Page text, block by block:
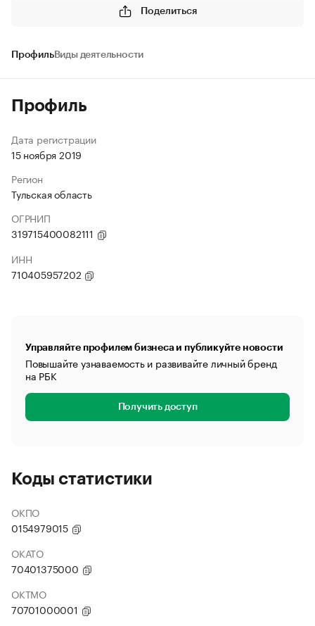
Поделиться
ПрофильВиды деятельности
Профиль
Дата регистрации
15 ноября 2019
Регион
Тульская область
ОГРНИП
319715400082111
ИНН
710405957202
Управляйте профилем бизнеса и публикуйте новости
Повышайте узнаваемость и развивайте личный бренд
на РБК
Получить доступ
Коды статистики
ОКПО
0154979015
ОКАТО
70401375000
ОКТМО
70701000001